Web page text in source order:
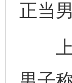
正当
上